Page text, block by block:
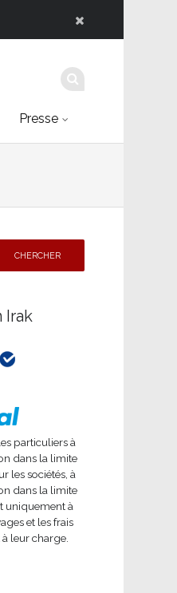
Presse
Irak
particuliers à
dans la limite
les sociétés, à
dans la limite
uniquement à
et les frais
leur charge.